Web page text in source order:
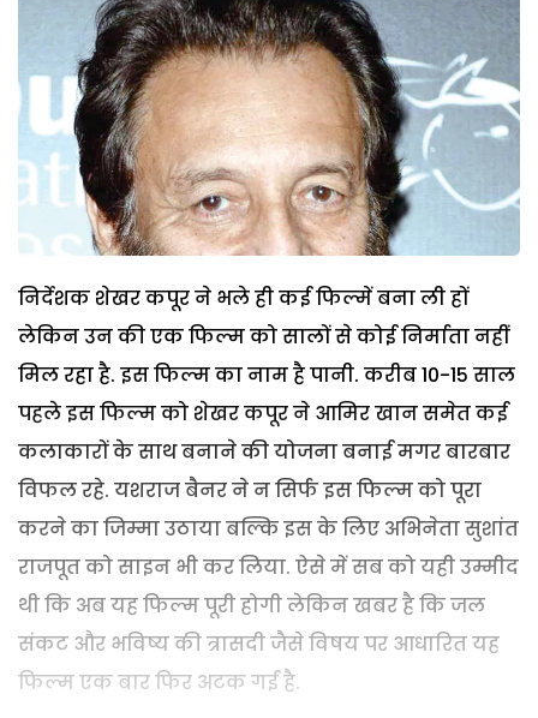
निर्देशक शेखर कपूर ने भले ही कई फिल्में बना ली हों
लेकिन उन की एक फिल्म को सालों से कोई निर्माता नहीं
मिल रहा है. इस फिल्म का नाम है पानी. करीब 10-15 साल
पहले इस फिल्म को शेखर कपूर ने आमिर खान समेत कई
कलाकारों के साथ बनाने की योजना बनाई मगर बारबार
विफल रहे. यशराज बैनर ने न सिर्फ इस फिल्म को पूरा
करने का जिम्मा उठाया बल्कि इस के लिए अभिनेता सुशांत
राजपूत को साइन भी कर लिया. ऐसे में सब को यही उम्मीद
थी कि अब यह फिल्म पूरी होगी लेकिन खबर है कि जल
संकट और भविष्य की त्रासदी जैसे विषय पर आधारित यह
फिल्म एक बार फिर अटक गई है.